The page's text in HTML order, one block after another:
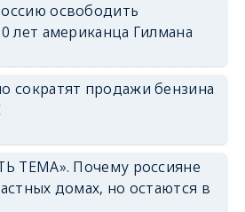
освободить
лет американца Гилмана
сократят продажи бензина
ТЕМА». Почему россияне
домах, но остаются в